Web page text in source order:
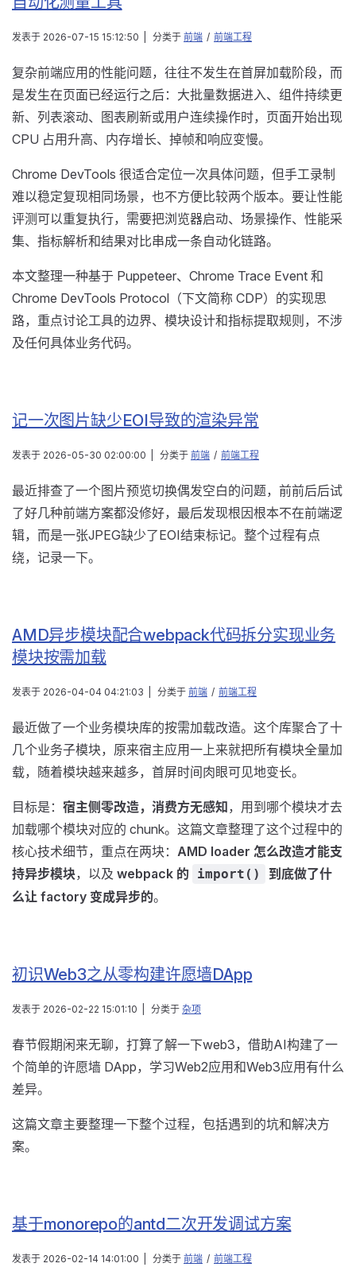
发表于 2026-07-15 15:12:50 分类于 前端 / 前端工程
复杂前端应用的性能问题，往往不发生在首屏加载阶段，而
是发生在页面已经运行之后：大批量数据进入、组件持续更
新、列表滚动、图表刷新或用户连续操作时，页面开始出现
CPU 占用升高、内存增长、掉帧和响应变慢。
Chrome DevTools 很适合定位一次具体问题，但手工录制
难以稳定复现相同场景，也不方便比较两个版本。要让性能
评测可以重复执行，需要把浏览器启动、场景操作、性能采
集、指标解析和结果对比串成一条自动化链路。
本文整理一种基于 Puppeteer、Chrome Trace Event 和
Chrome DevTools Protocol（下文简称 CDP）的实现思
路，重点讨论工具的边界、模块设计和指标提取规则，不涉
及任何具体业务代码。
记一次图片缺少EOI导致的渲染异常
发表于 2026-05-30 02:00:00 分类于 前端 / 前端工程
最近排查了一个图片预览切换偶发空白的问题，前前后后试
了好几种前端方案都没修好，最后发现根因根本不在前端逻
辑，而是一张JPEG缺少了EOI结束标记。整个过程有点
绕，记录一下。
AMD异步模块配合webpack代码拆分实现业务
模块按需加载
发表于 2026-04-04 04:21:03 分类于 前端 / 前端工程
最近做了一个业务模块库的按需加载改造。这个库聚合了十
几个业务子模块，原来宿主应用一上来就把所有模块全量加
载，随着模块越来越多，首屏时间肉眼可见地变长。
目标是： 宿主侧零改造，消费方无感知，用到哪个模块才去
加载哪个模块对应的 chunk。这篇文章整理了这个过程中的
核心技术细节，重点在两块： AMD loader 怎么改造才能支
持异步模块，以及 webpack 的 import()
到底做了什
么让 factory 变成异步的。
初识Web3之从零构建许愿墙DApp
发表于 2026-02-22 15:01:10 分类于 杂项
春节假期闲来无聊，打算了解一下web3，借助AI构建了一
个简单的许愿墙 DApp，学习Web2应用和Web3应用有什么
差异。
这篇文章主要整理一下整个过程，包括遇到的坑和解决方
案。
基于monorepo的antd二次开发调试方案
发表于 2026-02-14 14:01:00 分类于 前端 / 前端工程